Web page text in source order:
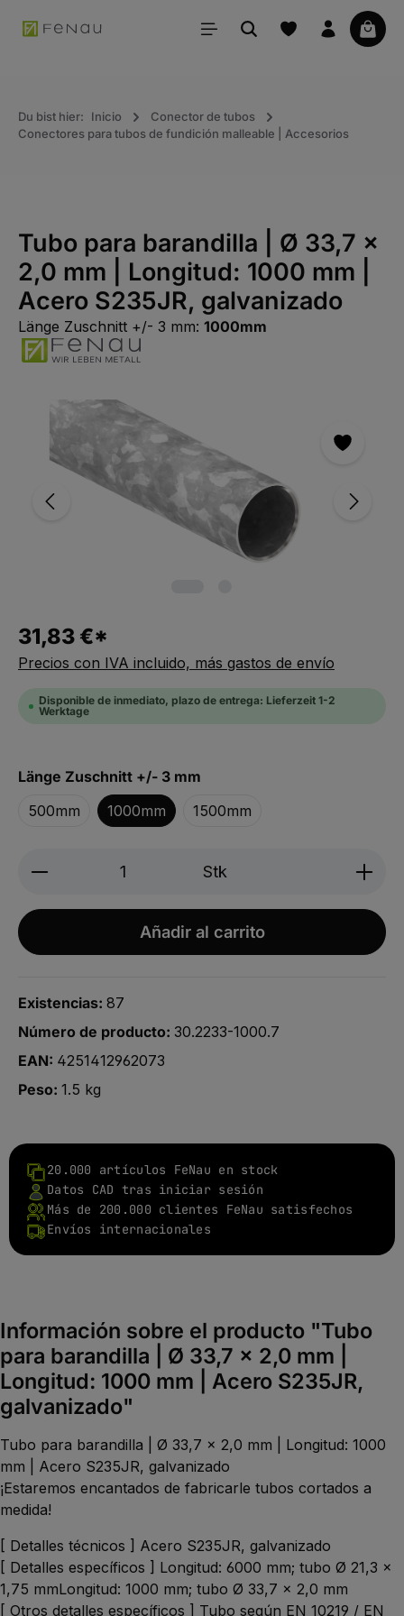
principal La
Du bist hier: Inicio
Conector de tubos
Conectores para tubos de fundición malleable | Accesorios
Tubo para barandilla | Ø 33,7 x
2,0 mm | Longitud: 1000 mm |
Acero S235JR, galvanizado
Länge Zuschnitt +/- 3 mm: 1000mm
Saltar la galería de imágenes
31,83 €*
Precios con IVA incluido, más gastos de envío
Disponible de inmediato, plazo de entrega: Lieferzeit 1-2
Werktage
Seleccionar
Länge Zuschnitt +/- 3 mm
500mm
1000mm 1500mm
Produkt Anzahl: Gib den
Stk
Añadir al carrito
Existencias: 87
Número de producto: 30.2233-1000.7
EAN: 4251412962073
Peso: 1.5 kg
20.000 artículos FeNau en stock
Datos CAD tras iniciar sesión
Más de 200.000 clientes FeNau satisfechos
Envíos internacionales
Información sobre el producto "Tubo
para barandilla | Ø 33,7 x 2,0 mm |
Longitud: 1000 mm | Acero S235JR,
galvanizado"
Tubo para barandilla | Ø 33,7 x 2,0 mm | Longitud: 1000
mm | Acero S235JR, galvanizado
¡Estaremos encantados de fabricarle tubos cortados a
medida!
[ Detalles técnicos ] Acero S235JR, galvanizado
[ Detalles específicos ] Longitud: 6000 mm; tubo Ø 21,3 x
1,75 mmLongitud: 1000 mm; tubo Ø 33,7 x 2,0 mm
[ Otros detalles específicos ] Tubo según EN 10219 / EN